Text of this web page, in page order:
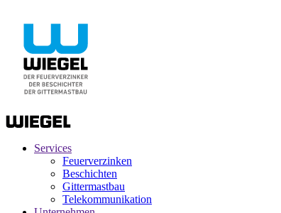
Services
Feuerverzinken
Beschichten
Gittermastbau
Telekommunikation